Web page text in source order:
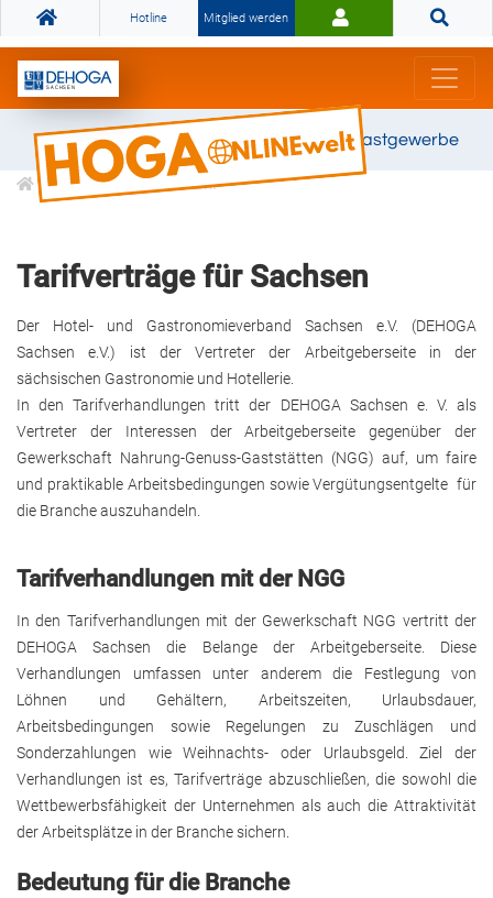
Hotline Mitglied werden
Gemeinsam stark für das Gastgewerbe
Informationen Tarif
Tarifverträge für Sachsen
Der Hotel- und Gastronomieverband Sachsen e.V. (DEHOGA
Sachsen e.V.) ist der Vertreter der Arbeitgeberseite in der
sächsischen Gastronomie und Hotellerie.
In den Tarifverhandlungen tritt der DEHOGA Sachsen e. V. als
Vertreter der Interessen der Arbeitgeberseite gegenüber der
Gewerkschaft Nahrung-Genuss-Gaststätten (NGG) auf, um faire
und praktikable Arbeitsbedingungen sowie Vergütungsentgelte für
die Branche auszuhandeln.
Tarifverhandlungen mit der NGG
In den Tarifverhandlungen mit der Gewerkschaft NGG vertritt der
DEHOGA Sachsen die Belange der Arbeitgeberseite. Diese
Verhandlungen umfassen unter anderem die Festlegung von
Löhnen und Gehältern, Arbeitszeiten, Urlaubsdauer,
Arbeitsbedingungen sowie Regelungen zu Zuschlägen und
Sonderzahlungen wie Weihnachts- oder Urlaubsgeld. Ziel der
Verhandlungen ist es, Tarifverträge abzuschließen, die sowohl die
Wettbewerbsfähigkeit der Unternehmen als auch die Attraktivität
der Arbeitsplätze in der Branche sichern.
Bedeutung für die Branche